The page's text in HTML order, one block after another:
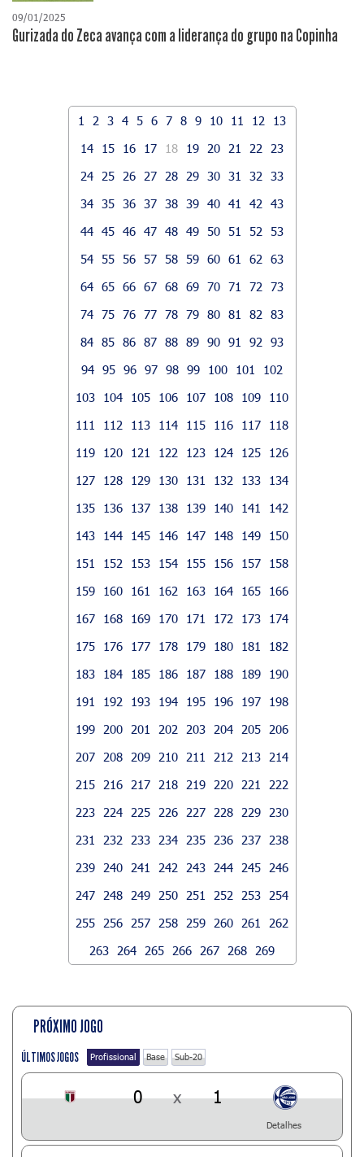
09/01/2025
Gurizada do Zeca avança com a liderança do grupo na Copinha
1 2 3 4 5 6 7 8 9 10 11 12
13
14
15 16 17 18 19 20 21 22
23
24
25 26 27 28 29 30 31 32
33
34 35 36 37 38 39 40 41 42
43
44 45 46 47 48 49 50 51 52
53
54 55 56 57 58 59 60 61 62
63
64 65 66 67 68 69 70 71 72
73
74 75 76 77 78 79 80 81 82
83
84 85 86 87 88 89 90 91 92
93
94 95 96 97 98 99 100 101
102
103
104 105 106 107 108 109
110
111
112 113 114 115 116 117
118
119
120 121 122 123 124 125
126
127
128 129 130 131 132 133
134
135
136 137 138 139 140 141
142
143
144 145 146 147 148 149
150
151
152 153 154 155 156 157
158
159
160 161 162 163 164 165
166
167
168 169 170 171 172 173
174
175
176 177 178 179 180 181
182
183
184 185 186 187 188 189
190
191
192 193 194 195 196 197
198
199
200 201 202 203 204 205
206
207
208 209 210 211 212 213
214
215
216 217 218 219 220 221
222
223
224 225 226 227 228 229
230
231
232 233 234 235 236 237
238
239
240 241 242 243 244 245
246
247
248 249 250 251 252 253
254
255
256 257 258 259 260 261
262
263
264 265 266 267 268 269
PRÓXIMO JOGO
ÚLTIMOS JOGOS Profissional Base Sub-20
0 x 1
Detalhes